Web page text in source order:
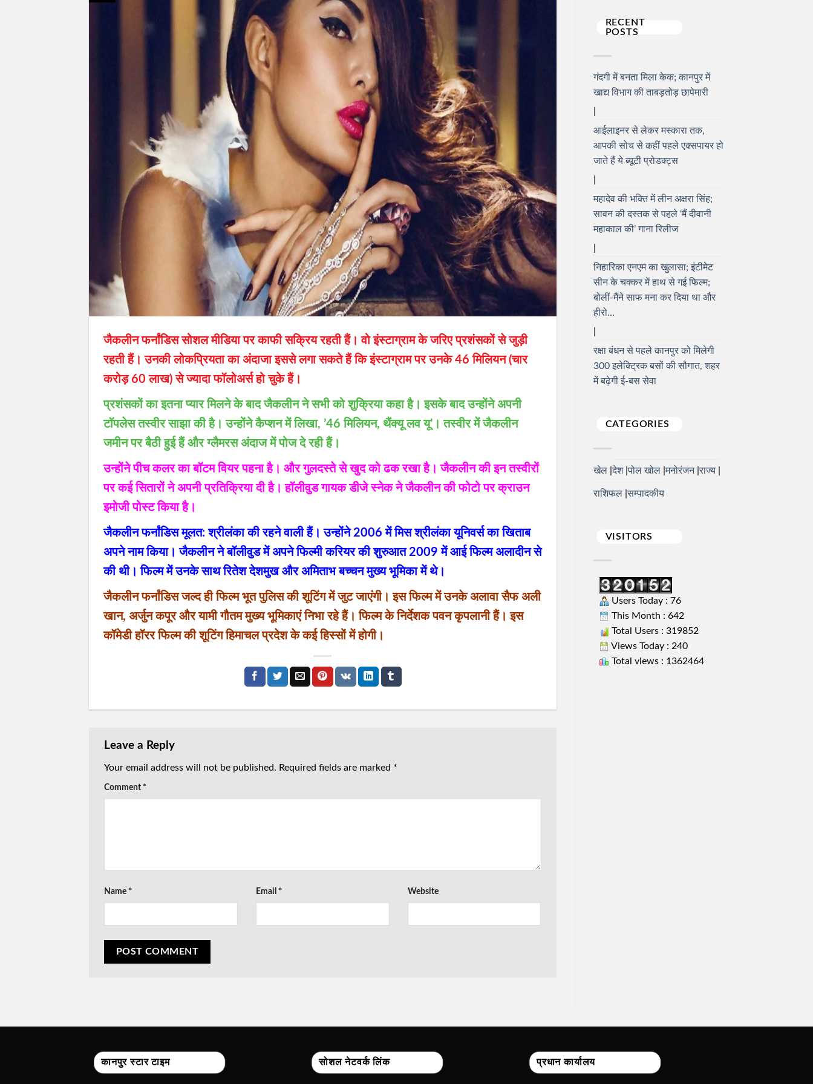
जैकलीन फर्नांडिस सोशल मीडिया पर काफी सक्रिय रहती हैं। वो इंस्टाग्राम के जरिए प्रशंसकों से जुड़ी
रहती हैं। उनकी लोकप्रियता का अंदाजा इससे लगा सकते हैं कि इंस्टाग्राम पर उनके 46 मिलियन (चार
करोड़ 60 लाख) से ज्यादा फॉलोअर्स हो चुके हैं।
प्रशंसकों का इतना प्यार मिलने के बाद जैकलीन ने सभी को शुक्रिया कहा है। इसके बाद उन्होंने अपनी
टॉपलेस तस्वीर साझा की है। उन्होंने कैप्शन में लिखा, ’46 मिलियन, थैंक्यू लव यू’। तस्वीर में जैकलीन
जमीन पर बैठी हुई हैं और ग्लैमरस अंदाज में पोज दे रही हैं।
उन्होंने पीच कलर का बॉटम वियर पहना है। और गुलदस्ते से खुद को ढक रखा है। जैकलीन की इन तस्वीरों
पर कई सितारों ने अपनी प्रतिक्रिया दी है। हॉलीवुड गायक डीजे स्नेक ने जैकलीन की फोटो पर क्राउन
इमोजी पोस्ट किया है।
जैकलीन फर्नांडिस मूलत: श्रीलंका की रहने वाली हैं। उन्होंने 2006 में मिस श्रीलंका यूनिवर्स का खिताब
अपने नाम किया। जैकलीन ने बॉलीवुड में अपने फिल्मी करियर की शुरुआत 2009 में आई फिल्म अलादीन से
की थी। फिल्म में उनके साथ रितेश देशमुख और अमिताभ बच्चन मुख्य भूमिका में थे।
जैकलीन फर्नांडिस जल्द ही फिल्म भूत पुलिस की शूटिंग में जुट जाएंगी। इस फिल्म में उनके अलावा सैफ अली
खान, अर्जुन कपूर और यामी गौतम मुख्य भूमिकाएं निभा रहे हैं। फिल्म के निर्देशक पवन कृपलानी हैं। इस
कॉमेडी हॉरर फिल्म की शूटिंग हिमाचल प्रदेश के कई हिस्सों में होगी।
Leave a Reply
Your email address will not be published. Required fields are marked *
Comment *
Name * Email * Website
RECENT
POSTS
गंदगी में बनता मिला केक; कानपुर में
खाद्य विभाग की ताबड़तोड़ छापेमारी
आईलाइनर से लेकर मस्कारा तक,
आपकी सोच से कहीं पहले एक्सपायर हो
जाते हैं ये ब्यूटी प्रोडक्ट्स
महादेव की भक्ति में लीन अक्षरा सिंह;
सावन की दस्तक से पहले ‘मैं दीवानी
महाकाल की’ गाना रिलीज
निहारिका एनएम का खुलासा; इंटीमेट
सीन के चक्कर में हाथ से गई फिल्म;
बोलीं-मैंने साफ मना कर दिया था और
हीरो…
रक्षा बंधन से पहले कानपुर को मिलेगी
300 इलेक्ट्रिक बसों की सौगात, शहर
में बढ़ेगी ई-बस सेवा
CATEGORIES
खेल देश पोल खोल मनोरंजन राज्य
राशिफल सम्पादकीय
VISITORS
Users Today : 76
This Month : 642
Total Users : 319852
Views Today : 240
Total views : 1362464
कानपुर स्टार टाइम सोशल नेटवर्क लिंक प्रधान कार्यालय